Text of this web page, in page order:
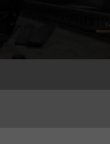
方，曾因人偶产业